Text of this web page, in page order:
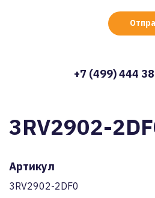
+7 (499) 444
3RV2902-
Артикул
3RV2902-2DF0